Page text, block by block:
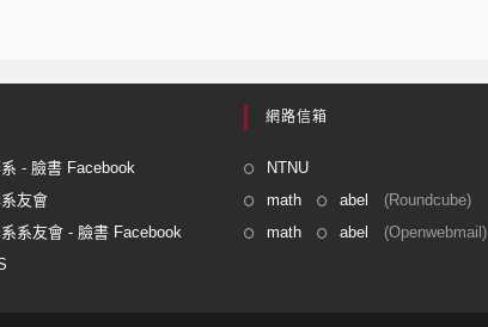
- 臉書 Facebook
友會
系友會 - 臉書 Facebook
網路信箱
NTNU
math
abel
(Roundcube)
math
abel (Openwebmail)